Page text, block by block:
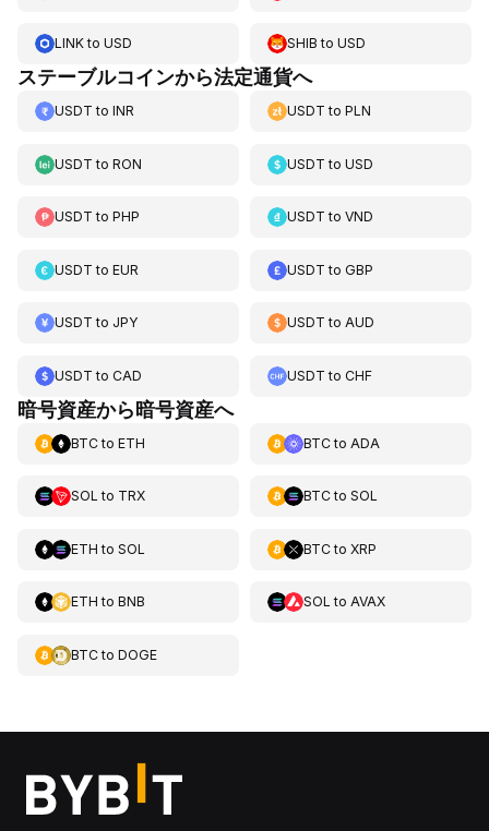
LINKto USD SHIB toUSD
ステーブルコインから法定通貨へ
USDT to INR USDT toPLN
USDT to RON USDT toUSD
USDT to PHP USDT toVND
USDT to EUR USDT toGBP
USDT to JPY USDT toAUD
USDT to CAD USDT toCHF
暗号資産から暗号資産へ
BTCto ETH BTCto ADA
SOL to TRX BTCto SOL
ETH to SOL BTCto XRP
ETH to BNB SOL to AVAX
BTCto DOGE